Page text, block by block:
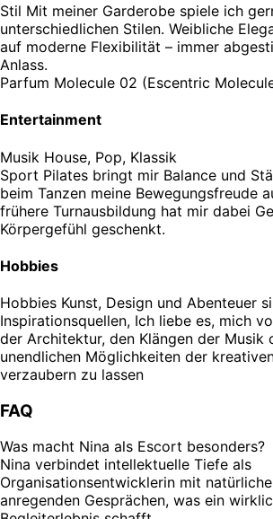
Stil Mit meiner Garderobe spiele ich
unterschiedlichen Stilen. Weibliche
auf moderne Flexibilität – immer
Anlass.
Parfum Molecule 02 (Escentric
Entertainment
Musik House, Pop, Klassik
Sport Pilates bringt mir Balance und
beim Tanzen meine Bewegungsfreude
frühere Turnausbildung hat mir dabei
Körpergefühl geschenkt.
Hobbies
Hobbies Kunst, Design und Abenteuer
Inspirationsquellen, Ich liebe es, mich
der Architektur, den Klängen der Musik
unendlichen Möglichkeiten der
verzaubern zu lassen
FAQ
Was macht Nina als Escort besonders?
Nina verbindet intellektuelle Tiefe als
Organisationsentwicklerin mit
anregenden Gesprächen, was ein